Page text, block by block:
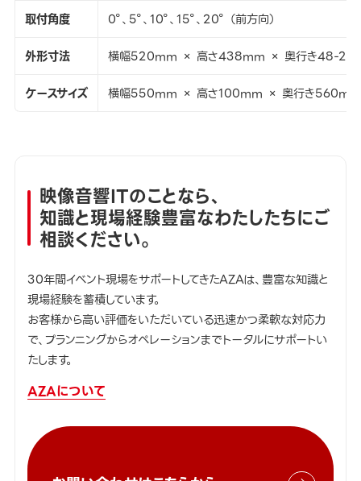
取付角度
0°、5°、10°、15°、20° （前方向）
外形寸法
横幅520mm × 高さ438mm × 奥行き48-
ケースサイズ
横幅550mm × 高さ100mm × 奥行き560mm
映像音響ITのことなら、
知識と現場経験豊富なわたしたちにご
相談ください。
30年間イベント現場をサポートしてきたAZAは、豊富な知識と
現場経験を蓄積しています。
お客様から高い評価をいただいている迅速かつ柔軟な対応力
で、プランニングからオペレーションまでトータルにサポートい
たします。
AZAについて